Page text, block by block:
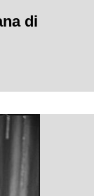
di